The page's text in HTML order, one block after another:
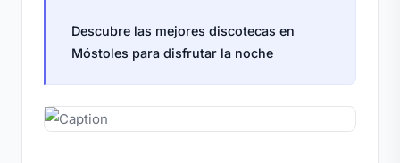
Descubre las mejores discotecas en
Móstoles para disfrutar la noche